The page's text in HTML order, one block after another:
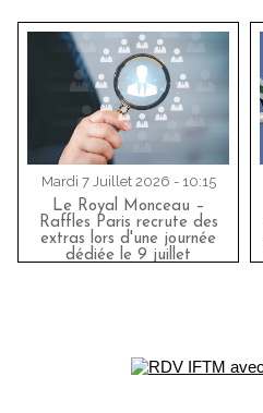
Mardi 7 Juillet 2026 - 10:15
Le Royal Monceau –
Raffles Paris recrute des
extras lors d'une journée
dédiée le 9 juillet